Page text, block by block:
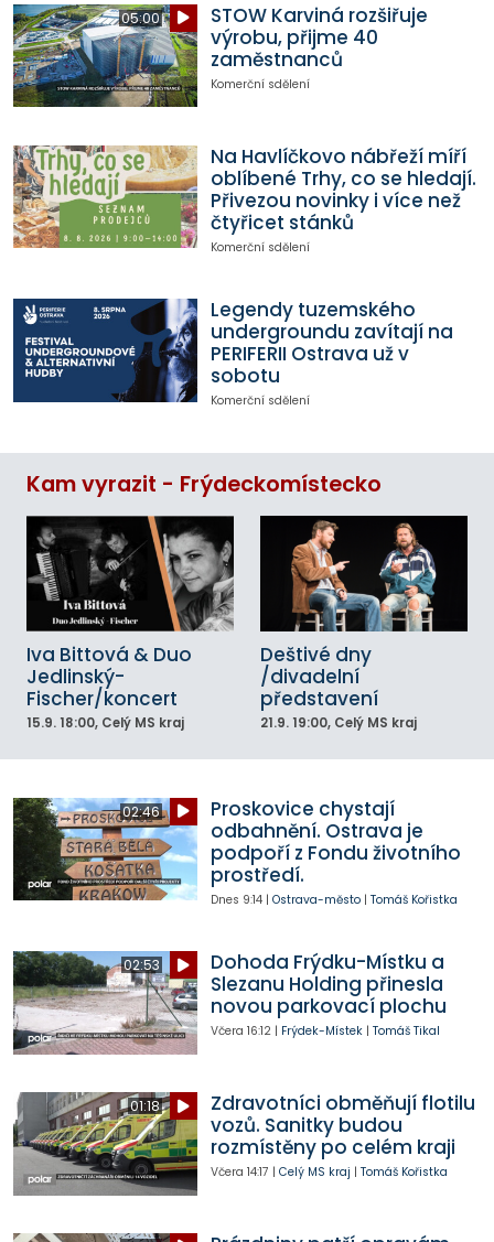
05:00
STOW Karviná rozšiřuje
výrobu, přijme 40
zaměstnanců
Komerční sdělení
Na Havlíčkovo nábřeží míří
oblíbené Trhy, co se hledají.
Přivezou novinky i více než
čtyřicet stánků
Komerční sdělení
Legendy tuzemského
undergroundu zavítají na
PERIFERII Ostrava už v
sobotu
Komerční sdělení
Kam vyrazit - Frýdeckomístecko
Iva Bittová & Duo
Jedlinský-
Fischer/koncert
15.9. 18:00, Celý MS kraj
Deštivé dny
/divadelní
představení
21.9. 19:00, Celý MS kraj
02:46
Proskovice chystají
odbahnění. Ostrava je
podpoří z Fondu životního
prostředí.
Dnes 9:14| Ostrava-město| Tomáš Kořistka
02:53
Dohoda Frýdku-Místku a
Slezanu Holding přinesla
novou parkovací plochu
Včera 16:12| Frýdek-Místek| Tomáš Tikal
01:18
Zdravotníci obměňují flotilu
vozů. Sanitky budou
rozmístěny po celém kraji
Včera 14:17 | Celý MS kraj | Tomáš Kořistka